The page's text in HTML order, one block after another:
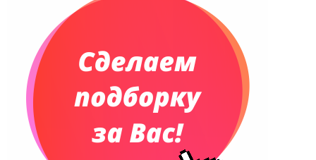
Телефонные книжки
Сумки и Рюкзаки
Сумки для планшетов и ноутбуков
Рюкзаки
Конференц-сумки
Сумки для покупок промо